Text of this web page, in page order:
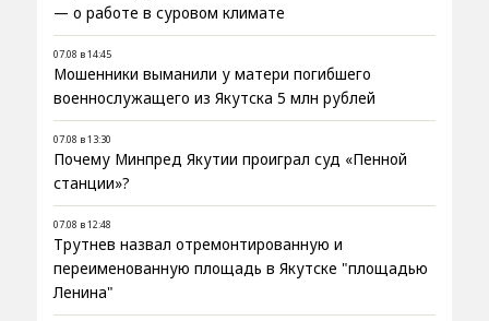
— о работе в суровом климате
07.08 в 14:45
Мошенники выманили у матери погибшего
военнослужащего из Якутска 5 млн рублей
07.08 в 13:30
Почему Минпред Якутии проиграл суд «Пенной
станции»?
07.08 в 12:48
Трутнев назвал отремонтированную и
переименованную площадь в Якутске "площадью
Ленина"